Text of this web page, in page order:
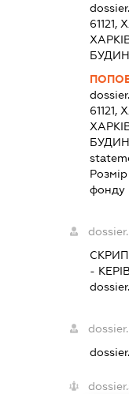
фонду
-